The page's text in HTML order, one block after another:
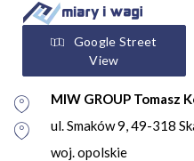
Google Street
View
MIW GROUP Tomasz
ul. Smaków 9, 49-318
woj. opolskie